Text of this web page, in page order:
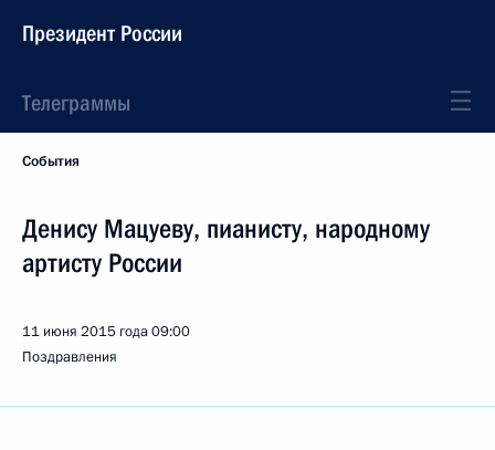
Президент России
Телеграммы
События
Денису Мацуеву, пианисту, народному
артисту России
11 июня 2015 года09:00
Поздравления